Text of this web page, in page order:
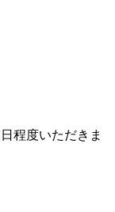
程度いただきま